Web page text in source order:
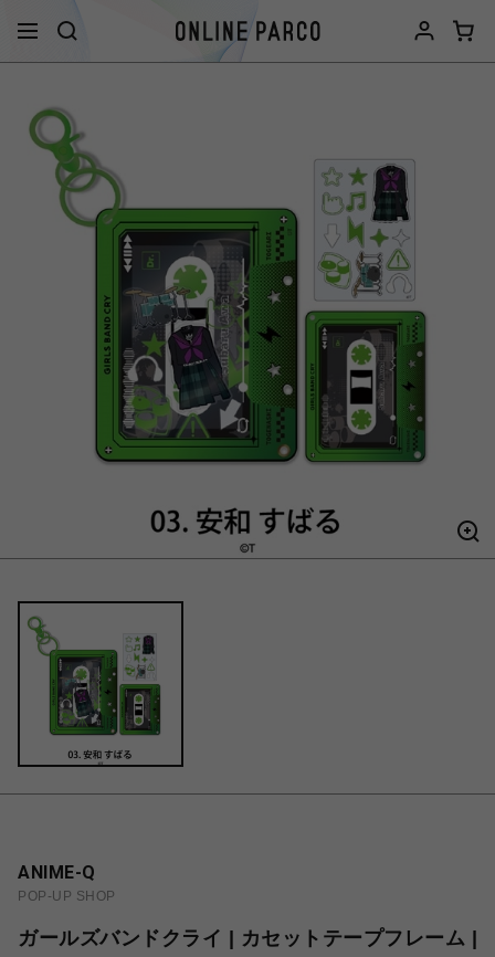
ANIME-Q
POP-UP SHOP
ガールズバンドクライ | カセットテープフレーム |